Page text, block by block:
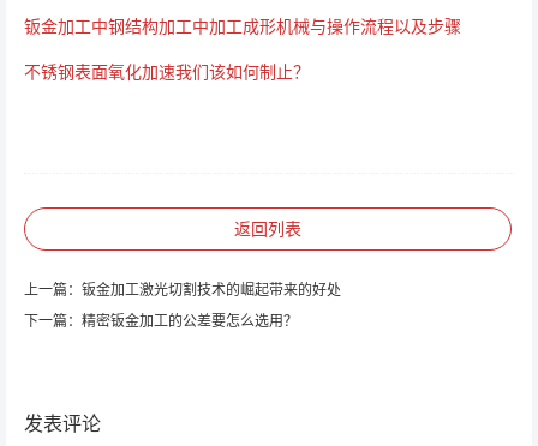
钣金加工中钢结构加工中加工成形机械与操作流程以及步骤
不锈钢表面氧化加速我们该如何制止？
返回列表
上一篇： 钣金加工激光切割技术的崛起带来的好处
下一篇： 精密钣金加工的公差要怎么选用？
发表评论